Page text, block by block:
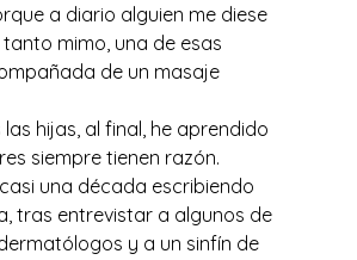
a diario alguien me diese
mimo, una de esas
de un masaje
hijas, al final, he aprendido
siempre tienen razón.
una década escribiendo
tras entrevistar a algunos de
y a un sinfín de